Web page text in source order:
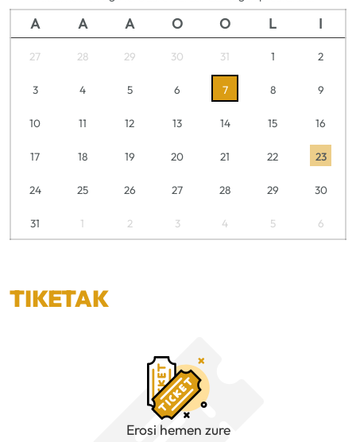
A A A O O L I
27 28 29 30 31 1 2
3 4 5 6 7 8 9
10 11 12 13 14 15 16
17 18 19 20 21 22 23
24 25 26 27 28 29 30
31 1 2 3 4 5 6
TIKETAK
Erosi hemen zure